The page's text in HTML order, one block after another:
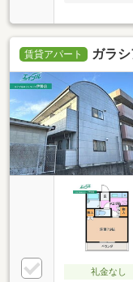
賃貸アパート ガラシ
礼金なし